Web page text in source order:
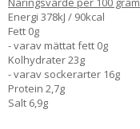
Energi 378kJ / 90kcal
Fett 0g
- varav mättat fett 0g
Kolhydrater 23g
- varav sockerarter 16g
Protein 2,7g
Salt 6,9g